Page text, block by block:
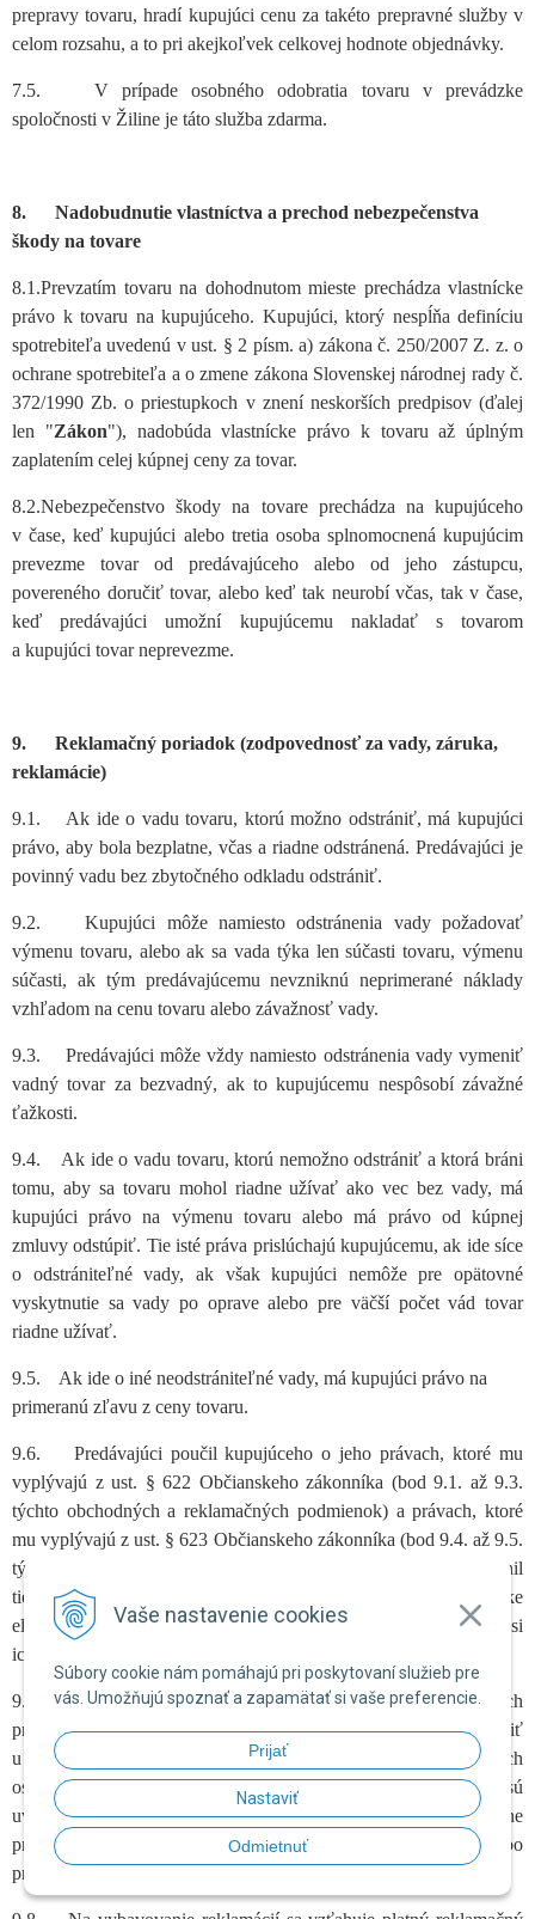
Vaše nastavenie cookies
Súbory cookie nám pomáhajú pri poskytovaní služieb pre
vás. Umožňujú spoznať a zapamätať si vaše preferencie.
Prijať
Nastaviť
Odmietnuť
prepravy tovaru, hradí kupujúci cenu za takéto prepravné služby v
celom rozsahu, a to pri akejkoľvek celkovej hodnote objednávky.
7.5. V prípade osobného odobratia tovaru v prevádzke
spoločnosti v Žiline je táto služba zdarma.
8. Nadobudnutie vlastníctva a prechod nebezpečenstva
škody na tovare
8.1.Prevzatím tovaru na dohodnutom mieste prechádza vlastnícke
právo k tovaru na kupujúceho. Kupujúci, ktorý nespĺňa definíciu
spotrebiteľa uvedenú v ust. § 2 písm. a) zákona č. 250/2007 Z. z. o
ochrane spotrebiteľa a o zmene zákona Slovenskej národnej rady č.
372/1990 Zb. o priestupkoch v znení neskorších predpisov (ďalej
len "Zákon"), nadobúda vlastnícke právo k tovaru až úplným
zaplatením celej kúpnej ceny za tovar.
8.2.Nebezpečenstvo škody na tovare prechádza na kupujúceho
v čase, keď kupujúci alebo tretia osoba splnomocnená kupujúcim
prevezme tovar od predávajúceho alebo od jeho zástupcu,
povereného doručiť tovar, alebo keď tak neurobí včas, tak v čase,
keď predávajúci umožní kupujúcemu nakladať s tovarom
a kupujúci tovar neprevezme.
9. Reklamačný poriadok (zodpovednosť za vady, záruka,
reklamácie)
9.1. Ak ide o vadu tovaru, ktorú možno odstrániť, má kupujúci
právo, aby bola bezplatne, včas a riadne odstránená. Predávajúci je
povinný vadu bez zbytočného odkladu odstrániť.
9.2. Kupujúci môže namiesto odstránenia vady požadovať
výmenu tovaru, alebo ak sa vada týka len súčasti tovaru, výmenu
súčasti, ak tým predávajúcemu nevzniknú neprimerané náklady
vzhľadom na cenu tovaru alebo závažnosť vady.
9.3. Predávajúci môže vždy namiesto odstránenia vady vymeniť
vadný tovar za bezvadný, ak to kupujúcemu nespôsobí závažné
ťažkosti.
9.4. Ak ide o vadu tovaru, ktorú nemožno odstrániť a ktorá bráni
tomu, aby sa tovaru mohol riadne užívať ako vec bez vady, má
kupujúci právo na výmenu tovaru alebo má právo od kúpnej
zmluvy odstúpiť. Tie isté práva prislúchajú kupujúcemu, ak ide síce
o odstrániteľné vady, ak však kupujúci nemôže pre opätovné
vyskytnutie sa vady po oprave alebo pre väčší počet vád tovar
riadne užívať.
9.5. Ak ide o iné neodstrániteľné vady, má kupujúci právo na
primeranú zľavu z ceny tovaru.
9.6. Predávajúci poučil kupujúceho o jeho právach, ktoré mu
vyplývajú z ust. § 622 Občianskeho zákonníka (bod 9.1. až 9.3.
týchto obchodných a reklamačných podmienok) a právach, ktoré
mu vyplývajú z ust. § 623 Občianskeho zákonníka (bod 9.4. až 9.5.
týchto obchodných a reklamačných podmienok) tak, že umiestnil
tieto obchodné a reklamačné podmienky na príslušnej podstránke
elektronického obchodu predávajúceho a kupujúci mal možnosť si
ich prečítať v čase pred odoslaním objednávky.
9.7. Predávajúci zodpovedá za vady tovaru v zmysle platných
predpisov SR a kupujúci je povinný reklamáciu uplatniť
u predávajúceho alebo u určenej osoby. Informácie o určených
osobách a servisných miestach pre záručný a pozáručný servis sú
uvedené na zadnej strane záručného listu alebo ich poskytne
predávajúci kupujúcemu na požiadanie telefonicky alebo
prostredníctvom e-mailu.